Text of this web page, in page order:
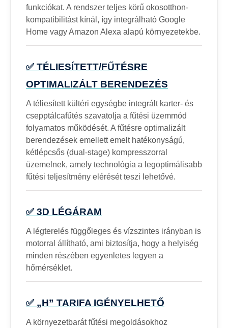
funkciókat. A rendszer teljes körű okosotthon-
kompatibilitást kínál, így integrálható Google
Home vagy Amazon Alexa alapú környezetekbe.
✅ TÉLIESÍTETT/FŰTÉSRE
OPTIMALIZÁLT BERENDEZÉS
A téliesített kültéri egységbe integrált karter- és
csepptálcafűtés szavatolja a fűtési üzemmód
folyamatos működését. A fűtésre optimalizált
berendezések emellett emelt hatékonyságú,
kétlépcsős (dual-stage) kompresszorral
üzemelnek, amely technológia a legoptimálisabb
fűtési teljesítmény elérését teszi lehetővé.
✅ 3D LÉGÁRAM
A légterelés függőleges és vízszintes irányban is
motorral állítható, ami biztosítja, hogy a helyiség
minden részében egyenletes legyen a
hőmérséklet.
✅ „H” TARIFA IGÉNYELHETŐ
A környezetbarát fűtési megoldásokhoz